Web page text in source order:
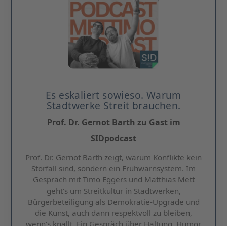
Es eskaliert sowieso. Warum
Stadtwerke Streit brauchen.
Prof. Dr. Gernot Barth zu Gast im
SIDpodcast
Prof. Dr. Gernot Barth zeigt, warum Konflikte kein
Störfall sind, sondern ein Frühwarnsystem. Im
Gespräch mit Timo Eggers und Matthias Mett
geht’s um Streitkultur in Stadtwerken,
Bürgerbeteiligung als Demokratie-Upgrade und
die Kunst, auch dann respektvoll zu bleiben,
wenn’s knallt. Ein Gespräch über Haltung, Humor